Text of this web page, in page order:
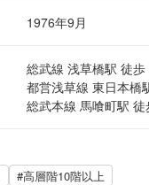
1976年9月
総武線 浅草橋駅 徒歩
都営浅草線 東日本橋
総武本線 馬喰町駅
#高層階10階以上